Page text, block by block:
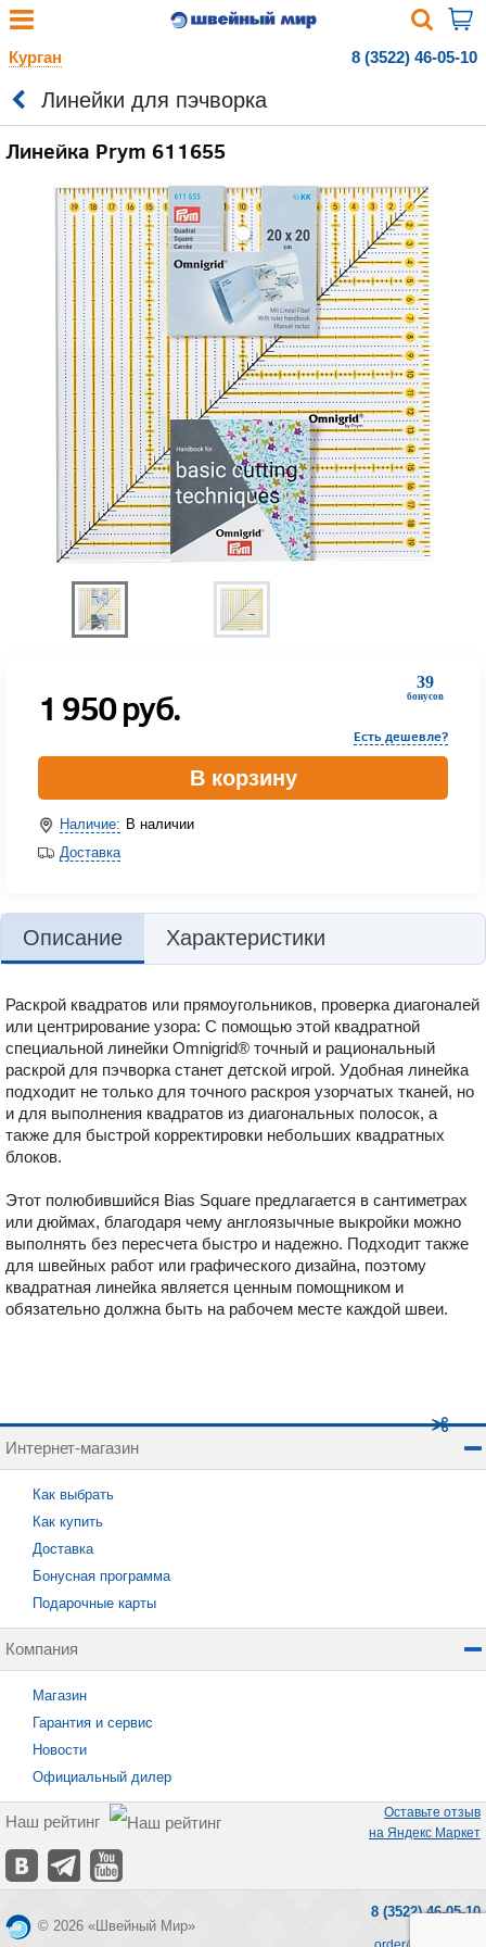
Курган 8 (3522) 46-05-10
Линейки для пэчворка
Линейка Prym 611655
39
бонусов
1 950руб.
Есть дешевле?
В корзину
Наличие: В наличии
Доставка
Описание Характеристики
Раскрой квадратов или прямоугольников, проверка диагоналей
или центрирование узора: С помощью этой квадратной
специальной линейки Omnigrid® точный и рациональный
раскрой для пэчворка станет детской игрой. Удобная линейка
подходит не только для точного раскроя узорчатых тканей, но
и для выполнения квадратов из диагональных полосок, а
также для быстрой корректировки небольших квадратных
блоков.
Этот полюбившийся Bias Square предлагается в сантиметрах
или дюймах, благодаря чему англоязычные выкройки можно
выполнять без пересчета быстро и надежно. Подходит также
для швейных работ или графического дизайна, поэтому
квадратная линейка является ценным помощником и
обязательно должна быть на рабочем месте каждой швеи.
Интернет-магазин
Как выбрать
Как купить
Доставка
Бонусная программа
Подарочные карты
Компания
Магазин
Гарантия и сервис
Новости
Официальный дилер
Наш рейтинг
Оставьте отзыв
на Яндекс Маркет
© 2026 «Швейный Мир»
8 (3522) 46-05-10